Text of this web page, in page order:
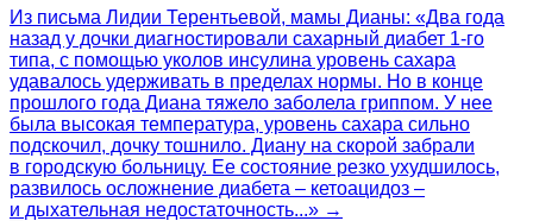
Из письма Лидии Терентьевой, мамы Дианы: «Два года
назад у дочки диагностировали сахарный диабет 1-го
типа, с помощью уколов инсулина уровень сахара
удавалось удерживать в пределах нормы. Но в конце
прошлого года Диана тяжело заболела гриппом. У нее
была высокая температура, уровень сахара сильно
подскочил, дочку тошнило. Диану на скорой забрали
в городскую больницу. Ее состояние резко ухудшилось,
развилось осложнение диабета – кетоацидоз –
и дыхательная недостаточность...» →